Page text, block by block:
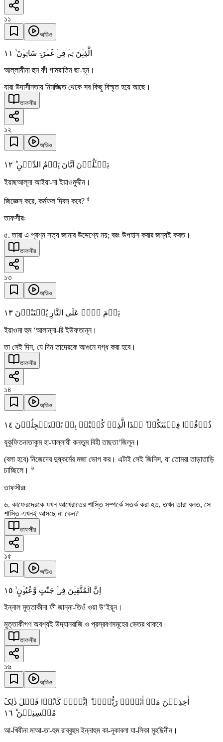
১১
অডিও
الَّذِیۡنَ ہُمۡ فِیۡ غَمۡرَۃٍ سَاہُوۡنَ ۙ ١١
আল্লাযীনা হুম ফী গামরাতিন ছা-হূন।
যারা উদাসীনতায় নিমজ্জিত থেকে সব কিছু বিস্মৃত হয়ে আছে।
তাফসীর
১২
অডিও
یَسۡـَٔلُوۡنَ اَیَّانَ یَوۡمُ الدِّیۡنِ ؕ ١٢
ইয়াছআলূনা আইয়া-না ইয়াওমুদ্দীন।
জিজ্ঞেস করে, কর্মফল দিবস কবে? ৫
তাফসীরঃ
৫. তারা এ প্রশ্ন সত্য জানার উদ্দেশ্যে নয়; বরং উপহাস করার জন্যই করত।
তাফসীর
১৩
অডিও
یَوۡمَ ہُمۡ عَلَی النَّارِ یُفۡتَنُوۡنَ ١٣
ইয়াওমা হুম ‘আলান্না-রি ইউফতানূন।
তা সেই দিন, যে দিন তাদেরকে আগুনে দগ্ধ করা হবে।
তাফসীর
১৪
অডিও
ذُوۡقُوۡا فِتۡنَتَکُمۡ ؕ ہٰذَا الَّذِیۡ کُنۡتُمۡ بِہٖ تَسۡتَعۡجِلُوۡنَ ١٤
যূকূফিতনাতাকুম হা-যাল্লাযী কনতুম বিহী তাছতা‘জিলূন।
(বলা হবে) নিজেদের দুষ্কর্মের মজা ভোগ কর। এটাই সেই জিনিস, যা তোমরা তাড়াতাড়ি
চাচ্ছিলে। ৬
তাফসীরঃ
৬. কাফেরদেরকে যখন আখেরাতের শাস্তি সম্পর্কে সতর্ক করা হত, তখন তারা বলত, সে
শাস্তি এখনই আসছে না কেন?
তাফসীর
১৫
অডিও
اِنَّ الۡمُتَّقِیۡنَ فِیۡ جَنّٰتٍ وَّعُیُوۡنٍ ۙ ١٥
ইন্নাল মুত্তাকীনা ফী জান্না-তিওঁ ওয়া উ‘ইয়ূন।
মুত্তাকীগণ অবশ্যই উদ্যানরাজি ও প্রস্রবণসমূহের ভেতর থাকবে।
তাফসীর
১৬
অডিও
اٰخِذِیۡنَ مَاۤ اٰتٰہُمۡ رَبُّہُمۡ ؕ اِنَّہُمۡ کَانُوۡا قَبۡلَ ذٰلِکَ
مُحۡسِنِیۡنَ ؕ ١٦
আ-খিযীনা মাআ-তা-হুম রাব্বুহুম ইন্নাহুম কা-নূকাবলা যা-লিকা মুহছিনীন।